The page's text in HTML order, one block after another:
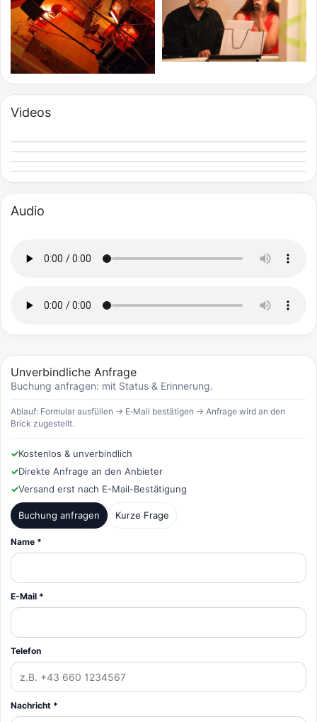
Videos
Audio
Unverbindliche Anfrage
Buchung anfragen: mit Status & Erinnerung.
Ablauf: Formular ausfüllen → E‑Mail bestätigen → Anfrage wird an den
Brick zugestellt.
✓Kostenlos & unverbindlich
✓Direkte Anfrage an den Anbieter
✓Versand erst nach E-Mail-Bestätigung
Buchung anfragen Kurze Frage
Name *
E-Mail *
Telefon
Nachricht *